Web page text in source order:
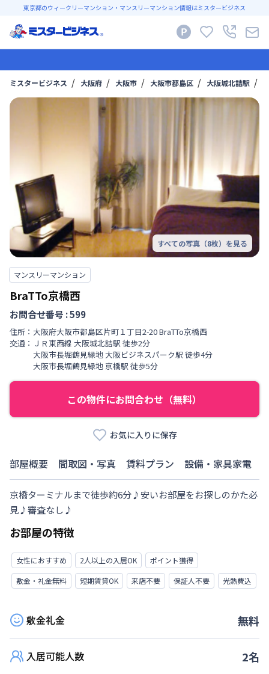
東京都のウィークリーマンション・マンスリーマンション情報はミスタービジネス
ミスタービジネス 大阪府 大阪市 大阪市都島区 大阪城北詰駅
すべての写真（8枚）を見る
マンスリーマンション
BraTTo京橋西
お問合せ番号 :599
住所： 大阪府大阪市都島区片町 １丁目2-20 BraTTo京橋西
交通： ＪＲ東西線 大阪城北詰駅 徒歩2分
大阪市長堀鶴見緑地大阪ビジネスパーク駅 徒歩4分
大阪市長堀鶴見緑地 京橋駅 徒歩5分
この物件にお問合わせ（無料）
お気に入りに保存
部屋概要 間取図・写真 賃料プラン 設備・家具家電
京橋ターミナルまで徒歩約6分♪安いお部屋をお探しのかた必
見♪審査なし♪
お部屋の特徴
女性におすすめ 2人以上の入居OK
ポイント獲得
敷金・礼金無料
短期賃貸OK 来店不要 保証人不要 光熱費込
敷金礼金 無料
入居可能人数 2名